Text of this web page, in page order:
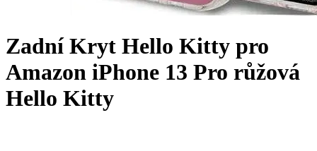
Zadní Kryt Hello Kitty pro
Amazon iPhone 13 Pro růžová
Hello Kitty